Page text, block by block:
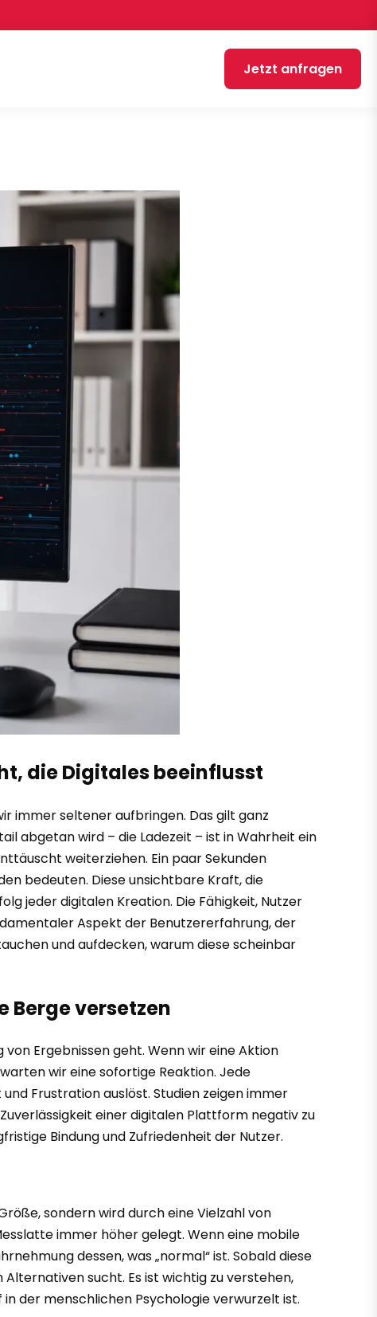
Jetzt anfragen
die Digitales beeinflusst
immer seltener aufbringen. Das gilt ganz
abgetan wird – die Ladezeit – ist in Wahrheit ein
weiterziehen. Ein paar Sekunden
bedeuten. Diese unsichtbare Kraft, die
jeder digitalen Kreation. Die Fähigkeit, Nutzer
Aspekt der Benutzererfahrung, der
und aufdecken, warum diese scheinbar
Berge versetzen
Ergebnissen geht. Wenn wir eine Aktion
wir eine sofortige Reaktion. Jede
Frustration auslöst. Studien zeigen immer
einer digitalen Plattform negativ zu
Bindung und Zufriedenheit der Nutzer.
sondern wird durch eine Vielzahl von
immer höher gelegt. Wenn eine mobile
dessen, was „normal“ ist. Sobald diese
sucht. Es ist wichtig zu verstehen,
der menschlichen Psychologie verwurzelt ist.